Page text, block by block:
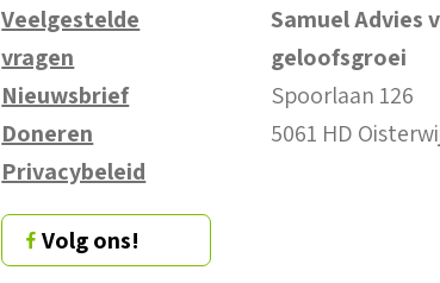
Veelgestelde
vragen
Nieuwsbrief
Doneren
Privacybeleid
Volg ons!
Samuel Advies
geloofsgroei
Spoorlaan 126
5061 HD